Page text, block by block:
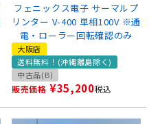
フェニックス電子 サーマルプ
リンター V-400 単相100V ※通
電・ローラー回転確認のみ
大阪店
送料無料！(沖縄離島除く)
中古品(B)
販売価格 ¥35,200税込